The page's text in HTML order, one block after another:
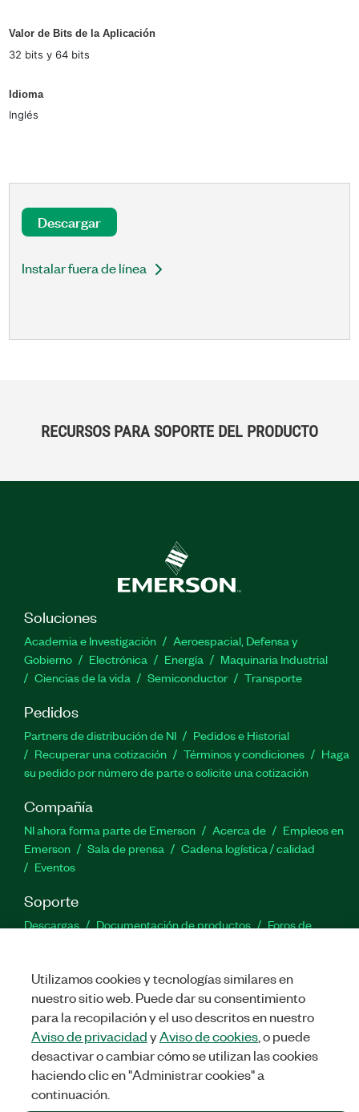
Valor de Bits de la Aplicación
32 bits y 64 bits
Idioma
Inglés
Descargar
Instalar fuera de línea
RECURSOS PARA SOPORTE DEL PRODUCTO
Soluciones
Academia e Investigación
Aeroespacial, Defensa y
Gobierno
Electrónica Energía
Maquinaria Industrial
Ciencias de la vida
Semiconductor Transporte
Pedidos
Partners de distribución de NI
Pedidos e Historial
Recuperar una cotización
Términos y condiciones
Haga
su pedido por número de parte o solicite una cotización
Compañía
NI ahora forma parte de Emerson Acerca de
Empleos en
Emerson
Sala de prensa
Cadena logística / calidad
Eventos
Soporte
Descargas Documentación de productos
Foros de
©NATIONAL INSTRUMENTS CORP. TODOS LOS DERECHOS
RESERVADOS.
Utilizamos cookies y tecnologías similares en
nuestro sitio web. Puede dar su consentimiento
para la recopilación y el uso descritos en nuestro
Aviso de privacidadyAviso de cookies, o puede
desactivar o cambiar cómo se utilizan las cookies
haciendo clic en "Administrar cookies" a
continuación.